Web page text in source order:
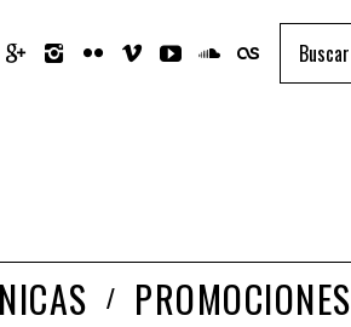
PROMOCIONES